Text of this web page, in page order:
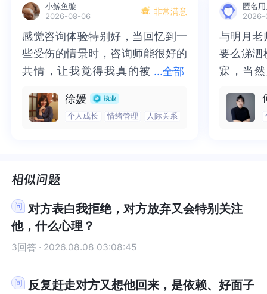
孔，但是，回不去了……
很多年以后的现在，我知道那件事情是绝对的错
误，她有家庭，她有孩子，她的老公炒股输了一百
多万，那是一个一地鸡毛的家庭，而我，就更不应
该去打扰她，但是……
解，被需要，被尊重，被看见，被爱……我没有放
不下，我之所以可以把写出来，就是因为我已经放
不道德恋爱，能把自己玩到白癜风，也是不简单。
语。会失眠，熬夜。
现在的我，已经好很多了，情绪也很稳定。只是，
会想起你……因为我爱过，曾经GW自残和写下遗书
的时候。
孔，但是，回不去了……
很多年以后的现在，我知道那件事情是绝对的错
误，她有家庭，她有孩子，她的老公炒股输了一百
多万，那是一个一地鸡毛的家庭，而我，就更不应
该去打扰她，但是……
解，被需要，被尊重，被看见，被爱……我没有放
不下，我之所以可以把写出来，就是因为我已经放
不道德恋爱，能把自己玩到白癜风，也是不简单。
语。会失眠，熬夜。
现在的我，已经好很多了，情绪也很稳定。只是，
会想起你……因为我爱过，曾经GW自残和写下遗书
的时候。
不住抓住那点温暖。分开后的混乱，更像是心里
的“空缺”在作祟，就像突然失去了支撑自己的东
西，不知道该怎么重新站稳。现在的我们，已经能
平静地写下这些，还说自己“好很多了”，这本身就
已经是很不容易的进步了呀~那些自残、写遗书的日
来，说明你心里其实一直有股想“好好活下去”的劲
儿。或许，可以试着把那些“被看见”的感觉，慢慢
让自己成为“能看见自己、尊重自己”的人。而路过
忆，就像看到一本翻过的旧书，知道里面写了什么
就好，不用再一页页细读了。而且，你才27岁，后
面还有很长的路，那些曾经让你痛苦的经历，其实
抓住那点温暖。分开后的混乱，更像是心里的“空
缺”在作祟，就像突然失去了支撑自己的东西，不知
道该怎么重新站稳。现在的我们，已经能平静地写
下这些，还说自己“好很多了”，这本身就已经是很
不容易的进步了呀~那些自残、写遗书的日子，是过
你心里其实一直有股想“好好活下去”的劲儿。或
许，可以试着把那些“被看见”的感觉，慢慢转移到
为“能看见自己、尊重自己”的人。而路过那家店、
到一本翻过的旧书，知道里面写了什么就好，不用
再一页页细读了。而且，你才27岁，后面还有很长
的路，那些曾经让你痛苦的经历，其实也在悄悄教
小鲸鱼璇
2026-08-06
非常满意
...全部
感觉咨询体验特别好，当回忆到一
些受伤的情景时，咨询师能很好的
共情，让我觉得我真的被
一部分未处理的情绪被注意到了，
而且当咨询师准确说出我当时的情
觉轻快了很多，感觉轻松了。很感
感觉咨询体验特别好，当回忆到一
些受伤的情景时，咨询师能很好的
共情，让我觉得我真的被抱住了。
处理的情绪被注意到了，而且当咨
询师准确说出我当时的情绪，我感
了很多，感觉轻松了。很感谢咨询
徐媛
个人成长 情绪管理 人际关系
匿名
2026-
与明月老
要么涕泗
寐，当
来，觉
再困于
与明月老
要么涕泗
寐，当然
不必再
梏，更
对方表白我拒绝，对方放弃又会特别关注
他，什么心理？
3回答 · 2026.08.08 03:08:45
反复赶走对方又想他回来，是依赖、好面子